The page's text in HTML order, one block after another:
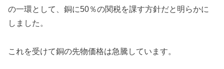
の一環として、銅に50％の関税を課す方針だと明らかに
しました。
これを受けて銅の先物価格は急騰しています。